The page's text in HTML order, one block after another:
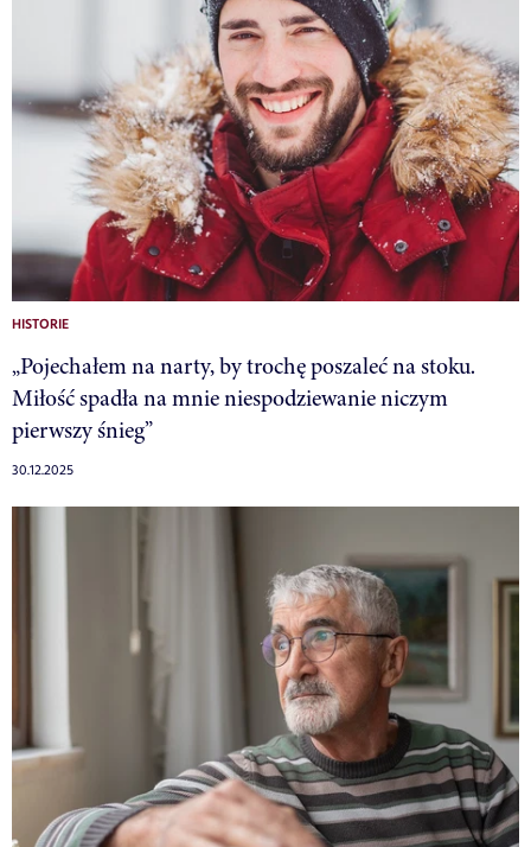
HISTORIE
„Pojechałem na narty, by trochę poszaleć na stoku.
Miłość spadła na mnie niespodziewanie niczym
pierwszy śnieg”
30.12.2025